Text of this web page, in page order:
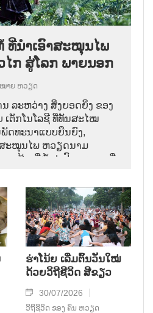
ທີ່ນຳເອົາສະໝຸນໄພ
ກ ສູ່ໂລກ ພາຍນອກ
ໝາຍ ຫວຽດ
ລະຫວ່າງ ສິ່ງຍອດຍິ່ງ ຂອງ
ເຕັກໂນໂລຊີ ທີ່ທັນສະໄໝ
ດທະນາແບບຍືນຍົງ,
ສະໝຸນໄພ ຫວຽດນາມ
ານ ສ້າງຍີ່ຫໍ້ ຢາປົວພະຍາດ ທີ່
ຮ່າໂນ້ຍ ເລີ່ມຕົ້ນວັນໃໝ່
ດ້ວຍວິຖີຊີວິດ ສີຂຽວ
30/07/2026
ວິຖີຊີວິດ ຂອງ ຄົນ ຫວຽດ